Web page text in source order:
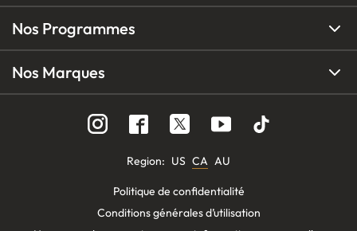
Nos Programmes
Nos Marques
Region: US CA AU
Politique de confidentialité
Conditions générales d’utilisation